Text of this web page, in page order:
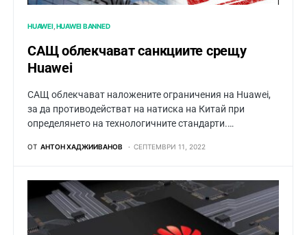
HUAWEI HUAWEI BANNED
САЩ облекчават санкциите срещу
Huawei
САЩ облекчават наложените ограничения на Huawei,
за да противодействат на натиска на Китай при
определянето на технологичните стандарти.…
ОТ АНТОН ХАДЖИИВАНОВ СЕПТЕМВРИ 11, 2022